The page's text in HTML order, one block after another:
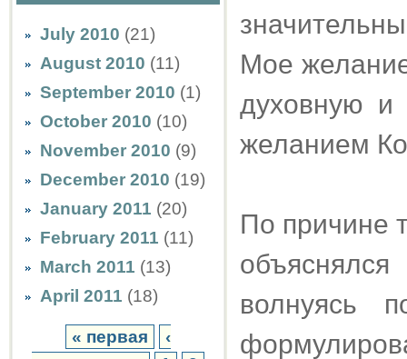
July 2010 (21)
August 2010 (11)
September 2010 (1)
October 2010 (10)
November 2010 (9)
December 2010 (19)
January 2011 (20)
February 2011 (11)
March 2011 (13)
April 2011 (18)
« первая
‹
Мое
духовную и
желанием
По причине
волнуясь